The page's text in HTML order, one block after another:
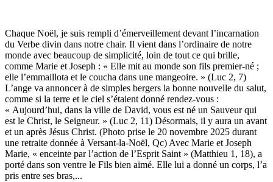
Chaque Noël, je suis rempli d’émerveillement devant l’incarnation
du Verbe divin dans notre chair. Il vient dans l’ordinaire de notre
monde avec beaucoup de simplicité, loin de tout ce qui brille,
comme Marie et Joseph : « Elle mit au monde son fils premier-né ;
elle l’emmaillota et le coucha dans une mangeoire. » (Luc 2, 7)
L’ange va annoncer à de simples bergers la bonne nouvelle du salut,
comme si la terre et le ciel s’étaient donné rendez-vous :
« Aujourd’hui, dans la ville de David, vous est né un Sauveur qui
est le Christ, le Seigneur. » (Luc 2, 11) Désormais, il y aura un avant
et un après Jésus Christ. (Photo prise le 20 novembre 2025 durant
une retraite donnée à Versant-la-Noël, Qc) Avec Marie et Joseph
Marie, « enceinte par l’action de l’Esprit Saint » (Matthieu 1, 18), a
porté dans son ventre le Fils bien aimé. Elle lui a donné un corps, l’a
pris entre ses bras,...